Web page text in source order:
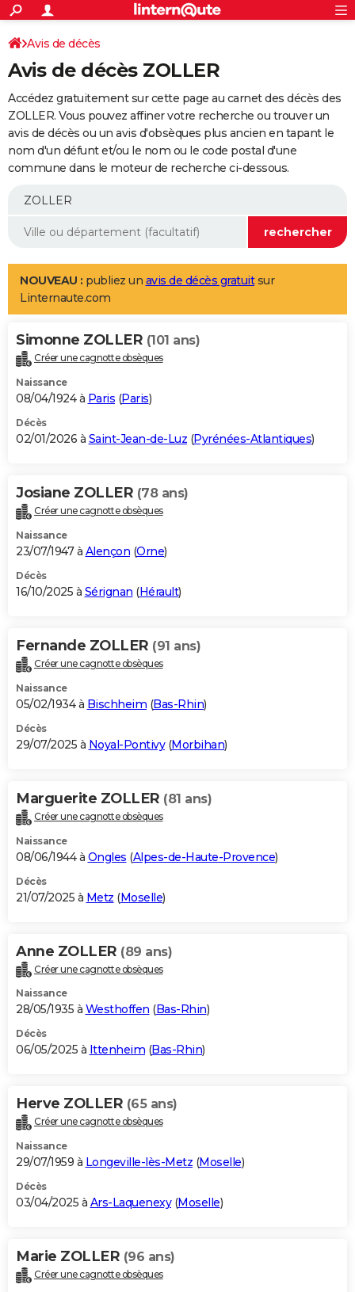
ACTUALITÉS
Politique
Société
Faits Divers
Education
Monde
Villes
+
SPORT
Coupe du monde 2026
Football
Tennis
Cyclisme
Rugby
Forum
Programme TV
TNT
Streaming
Cinéma
Sorties cinéma
Musique
+
FINANCE
Retraite
Epargne
Immobilier
Risques naturels par ville
Banque
Assurance
AUTO
Essais
Réserver un essai
Citadines
Berlines
SUV
Forum auto
+
Mobiles
Meilleur smartphone
Internet
Ordinateurs
Jeux vidéo
Guide high-tech
Aménagement intérieur
LIFESTYLE
Art de vivre
Bien-être
Loisirs
Mode
Modes de vie
Alimentation
Guide de la santé
Maladies
Médicaments
Sommeil
VOYAGE
Destinations
City break
Voyage nature
Voyage de noces
Forum
Climat
+PHOTO
GUIDES D'ACHAT
BONS PLANS
Carte de Noël
Carte Bonne année
Carte Saint-Valentin
Carte Pâques
Carte d'anniversaire
DICTIONNAIRE
Dictionnaire
Biographies
Citations
Expressions
Proverbes
PROGRAMME TV
S'inscrire
Se connecter
Lycées
Collèges
Primaires
Universités
Entreprises
Service militaire
Avis de recherche
AVIS DE DÉCÈS
Bricolage
Lifestyle
Culture
Sport
Auto
Television
Voyage
Cinema
Avis de décès
Avis de décès ZOLLER
Accédez gratuitement sur cette page au carnet des décès des
ZOLLER. Vous pouvez affiner votre recherche ou trouver un
avis de décès ou un avis d'obsèques plus ancien en tapant le
nom d'un défunt et/ou le nom ou le code postal d'une
commune dans le moteur de recherche ci-dessous.
NOUVEAU : publiez un avis de décès gratuitsur
Linternaute.com
Simonne ZOLLER (101 ans)
Créer une cagnotte obsèques
Naissance
08/04/1924 à Paris (Paris)
Décès
02/01/2026 à Saint-Jean-de-Luz (Pyrénées-Atlantiques)
Josiane ZOLLER (78 ans)
Créer une cagnotte obsèques
Naissance
23/07/1947 à Alençon (Orne)
Décès
16/10/2025 à Sérignan (Hérault)
Fernande ZOLLER (91 ans)
Créer une cagnotte obsèques
Naissance
05/02/1934 à Bischheim (Bas-Rhin)
Décès
29/07/2025 à Noyal-Pontivy(Morbihan)
Marguerite ZOLLER (81 ans)
Créer une cagnotte obsèques
Naissance
08/06/1944 à Ongles (Alpes-de-Haute-Provence)
Décès
21/07/2025 à Metz (Moselle)
Anne ZOLLER (89 ans)
Créer une cagnotte obsèques
Naissance
28/05/1935 à Westhoffen (Bas-Rhin)
Décès
06/05/2025 à Ittenheim (Bas-Rhin)
Herve ZOLLER (65 ans)
Créer une cagnotte obsèques
Naissance
29/07/1959 à Longeville-lès-Metz (Moselle)
Décès
03/04/2025 à Ars-Laquenexy(Moselle)
Marie ZOLLER (96 ans)
Créer une cagnotte obsèques